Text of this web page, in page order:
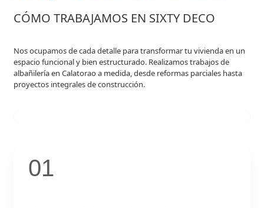
CÓMO TRABAJAMOS EN SIXTY DECO
Nos ocupamos de cada detalle para transformar tu vivienda en un
espacio funcional y bien estructurado. Realizamos trabajos de
albañilería en Calatorao a medida, desde reformas parciales hasta
proyectos integrales de construcción.
01